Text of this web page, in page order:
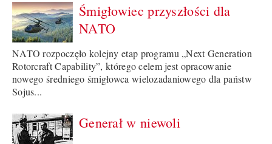
Śmigłowiec przyszłości dla
NATO
NATO rozpoczęło kolejny etap programu „Next Generation
Rotorcraft Capability”, którego celem jest opracowanie
nowego średniego śmigłowca wielozadaniowego dla państw
Sojus...
Generał w niewoli